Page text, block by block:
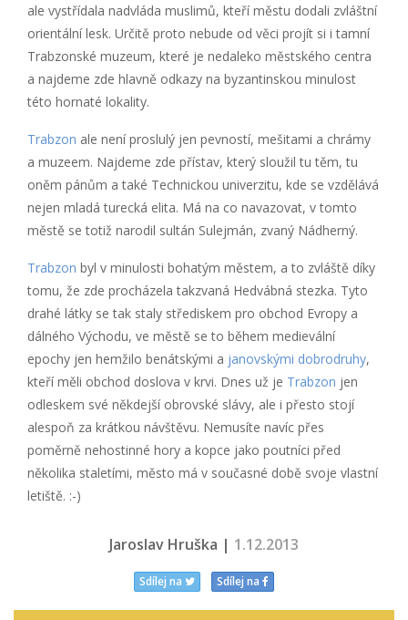
ale vystřídala nadvláda muslimů, kteří městu dodali zvláštní
orientální lesk. Určitě proto nebude od věci projít si i tamní
Trabzonské muzeum, které je nedaleko městského centra
a najdeme zde hlavně odkazy na byzantinskou minulost
této hornaté lokality.
Trabzon ale není proslulý jen pevností, mešitami a chrámy
a muzeem. Najdeme zde přístav, který sloužil tu těm, tu
oněm pánům a také Technickou univerzitu, kde se vzdělává
nejen mladá turecká elita. Má na co navazovat, v tomto
městě se totiž narodil sultán Sulejmán, zvaný Nádherný.
Trabzon byl v minulosti bohatým městem, a to zvláště díky
tomu, že zde procházela takzvaná Hedvábná stezka. Tyto
drahé látky se tak staly střediskem pro obchod Evropy a
dálného Východu, ve městě se to během medievální
epochy jen hemžilo benátskými a janovskými dobrodruhy,
kteří měli obchod doslova v krvi. Dnes už je Trabzon jen
odleskem své někdejší obrovské slávy, ale i přesto stojí
alespoň za krátkou návštěvu. Nemusíte navíc přes
poměrně nehostinné hory a kopce jako poutníci před
několika staletími, město má v současné době svoje vlastní
letiště. :-)
Jaroslav Hruška | 1.12.2013
Sdílej na Sdílej na